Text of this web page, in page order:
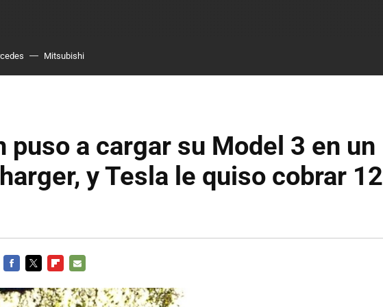
Mitsubishi
puso a cargar su Model 3 en un
y Tesla le quiso cobrar 12
MAIL